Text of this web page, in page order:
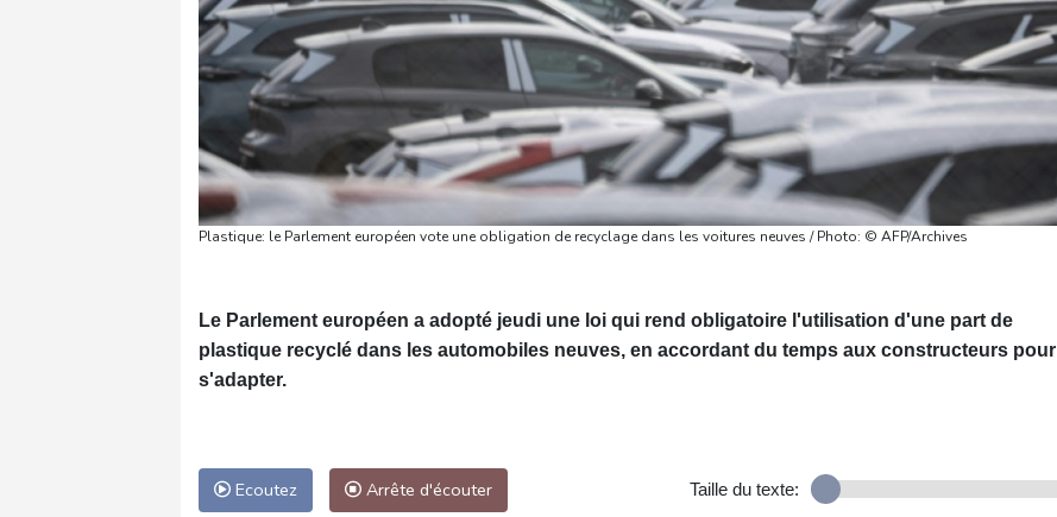
Plastique: le Parlement européen vote une obligation de recyclage dans les voitures neuves / Photo: © AFP/Archives
Le Parlement européen a adopté jeudi une loi qui rend obligatoire l'utilisation d'une part de
plastique recyclé dans les automobiles neuves, en accordant du temps aux constructeurs pour
s'adapter.
Ecoutez Arrête d'écouter Taille du texte: